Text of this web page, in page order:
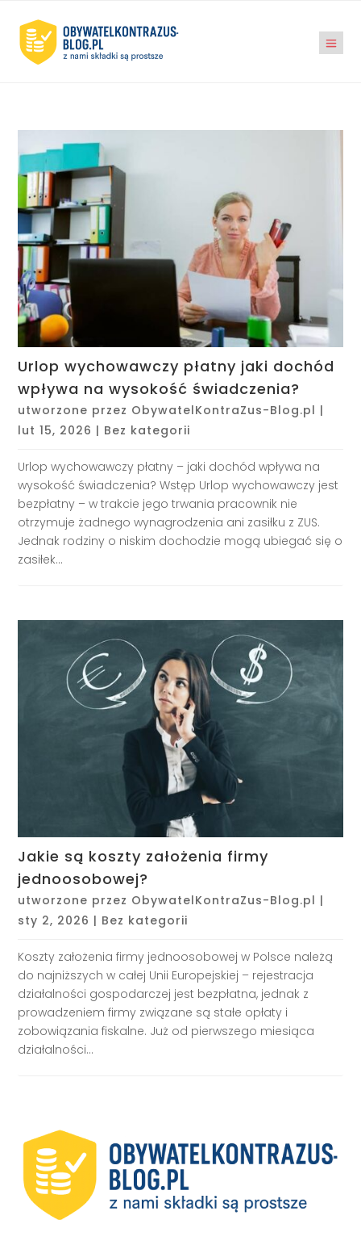
Urlop wychowawczy płatny jaki dochód
wpływa na wysokość świadczenia?
utworzone przez ObywatelKontraZus-Blog.pl |
lut 15, 2026 | Bez kategorii
Urlop wychowawczy płatny – jaki dochód wpływa na
wysokość świadczenia? Wstęp Urlop wychowawczy jest
bezpłatny – w trakcie jego trwania pracownik nie
otrzymuje żadnego wynagrodzenia ani zasiłku z ZUS.
Jednak rodziny o niskim dochodzie mogą ubiegać się o
zasiłek...
Jakie są koszty założenia firmy
jednoosobowej?
utworzone przez ObywatelKontraZus-Blog.pl |
sty 2, 2026 | Bez kategorii
Koszty założenia firmy jednoosobowej w Polsce należą
do najniższych w całej Unii Europejskiej – rejestracja
działalności gospodarczej jest bezpłatna, jednak z
prowadzeniem firmy związane są stałe opłaty i
zobowiązania fiskalne. Już od pierwszego miesiąca
działalności...